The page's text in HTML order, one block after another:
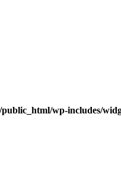
wp-includes/